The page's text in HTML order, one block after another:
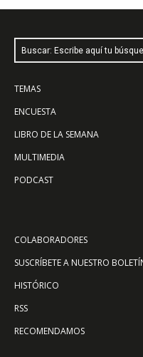
Buscar: Escribe aquí tu
TEMAS
ENCUESTA
LIBRO DE LA SEMANA
MULTIMEDIA
PODCAST
COLABORADORES
SUSCRÍBETE A NUESTRO
HISTÓRICO
RSS
RECOMENDAMOS